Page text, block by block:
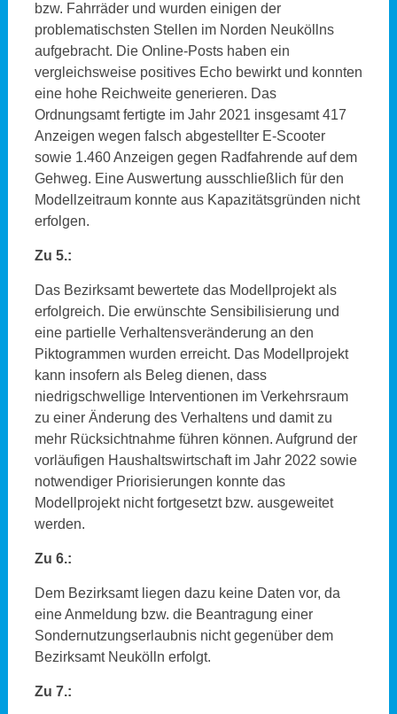
bzw. Fahrräder und wurden einigen der
problematischsten Stellen im Norden Neuköllns
aufgebracht. Die Online-Posts haben ein
vergleichsweise positives Echo bewirkt und konnten
eine hohe Reichweite generieren. Das
Ordnungsamt fertigte im Jahr 2021 insgesamt 417
Anzeigen wegen falsch abgestellter E-Scooter
sowie 1.460 Anzeigen gegen Radfahrende auf dem
Gehweg. Eine Auswertung ausschließlich für den
Modellzeitraum konnte aus Kapazitätsgründen nicht
erfolgen.
Zu 5.:
Das Bezirksamt bewertete das Modellprojekt als
erfolgreich. Die erwünschte Sensibilisierung und
eine partielle Verhaltensveränderung an den
Piktogrammen wurden erreicht. Das Modellprojekt
kann insofern als Beleg dienen, dass
niedrigschwellige Interventionen im Verkehrsraum
zu einer Änderung des Verhaltens und damit zu
mehr Rücksichtnahme führen können. Aufgrund der
vorläufigen Haushaltswirtschaft im Jahr 2022 sowie
notwendiger Priorisierungen konnte das
Modellprojekt nicht fortgesetzt bzw. ausgeweitet
werden.
Zu 6.:
Dem Bezirksamt liegen dazu keine Daten vor, da
eine Anmeldung bzw. die Beantragung einer
Sondernutzungserlaubnis nicht gegenüber dem
Bezirksamt Neukölln erfolgt.
Zu 7.: